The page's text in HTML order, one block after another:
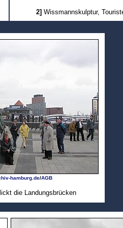
2] Wissmannskulptur,
hamburg.de/AGB
die Landungsbrücken